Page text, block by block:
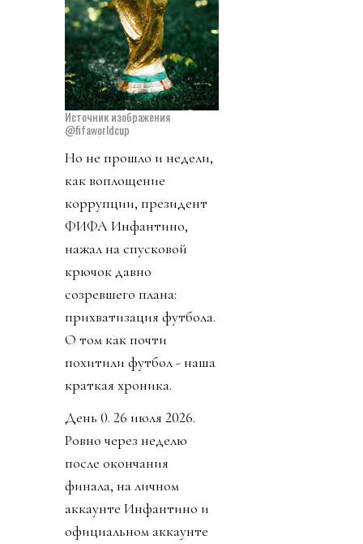
Источник изображения
@fifaworldcup
Но не прошло и недели,
как воплощение
коррупции, президент
ФИФА Инфантино,
нажал на спусковой
крючок давно
созревшего плана:
прихватизация футбола.
О том как почти
похитили футбол - наша
краткая хроника.
День 0. 26 июля 2026.
Ровно через неделю
после окончания
финала, на личном
аккаунте Инфантино и
официальном аккаунте